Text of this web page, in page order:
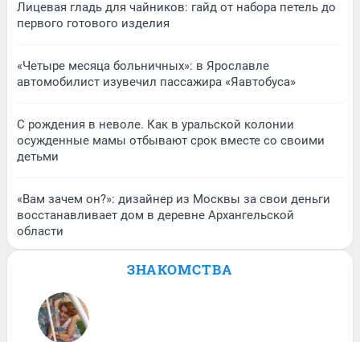
Лицевая гладь для чайников: гайд от набора петель до
первого готового изделия
«Четыре месяца больничных»: в Ярославле
автомобилист изувечил пассажира «Яавтобуса»
С рождения в неволе. Как в уральской колонии
осужденные мамы отбывают срок вместе со своими
детьми
«Вам зачем он?»: дизайнер из Москвы за свои деньги
восстанавливает дом в деревне Архангельской
области
ЗНАКОМСТВА